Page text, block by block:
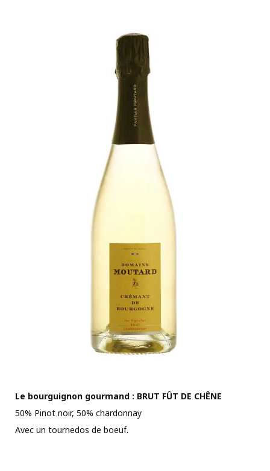
Le bourguignon gourmand : BRUT FÛT DE CHÊNE
50% Pinot noir, 50% chardonnay
Avec un tournedos de boeuf.